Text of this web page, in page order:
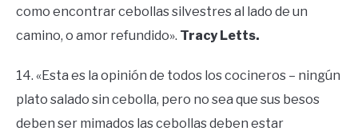
como encontrar cebollas silvestres al lado de un
camino, o amor refundido». Tracy Letts.
14. «Esta es la opinión de todos los cocineros – ningún
plato salado sin cebolla, pero no sea que sus besos
deben ser mimados las cebollas deben estar